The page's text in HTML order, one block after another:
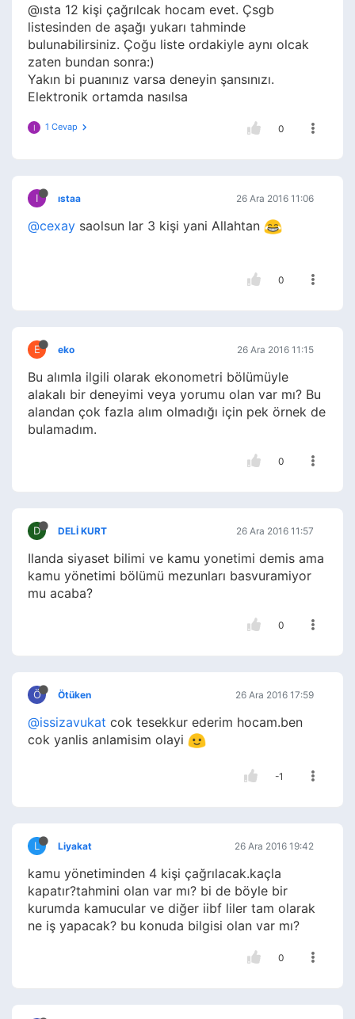
@ısta 12 kişi çağrılcak hocam evet. Çsgb
listesinden de aşağı yukarı tahminde
bulunabilirsiniz. Çoğu liste ordakiyle aynı olcak
zaten bundan sonra:)
Yakın bi puanınız varsa deneyin şansınızı.
Elektronik ortamda nasılsa
I 1 Cevap 0
I ıstaa 26 Ara 2016 11:06
@cexay saolsun lar 3 kişi yani Allahtan
0
E eko 26 Ara 2016 11:15
Bu alımla ilgili olarak ekonometri bölümüyle
alakalı bir deneyimi veya yorumu olan var mı? Bu
alandan çok fazla alım olmadığı için pek örnek de
bulamadım.
0
D DELİ KURT 26 Ara 2016 11:57
Ilanda siyaset bilimi ve kamu yonetimi demis ama
kamu yönetimi bölümü mezunları basvuramiyor
mu acaba?
0
Ö Ötüken 26 Ara 2016 17:59
@issizavukat cok tesekkur ederim hocam.ben
cok yanlis anlamisim olayi
-1
L Liyakat 26 Ara 2016 19:42
kamu yönetiminden 4 kişi çağrılacak.kaçla
kapatır?tahmini olan var mı? bi de böyle bir
kurumda kamucular ve diğer iibf liler tam olarak
ne iş yapacak? bu konuda bilgisi olan var mı?
0